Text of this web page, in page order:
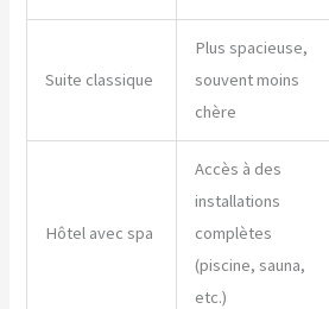
Suite classique
Plus spacieuse,
souvent moins
chère
Hôtel avec spa
Accès à des
installations
complètes
(piscine, sauna,
etc.)